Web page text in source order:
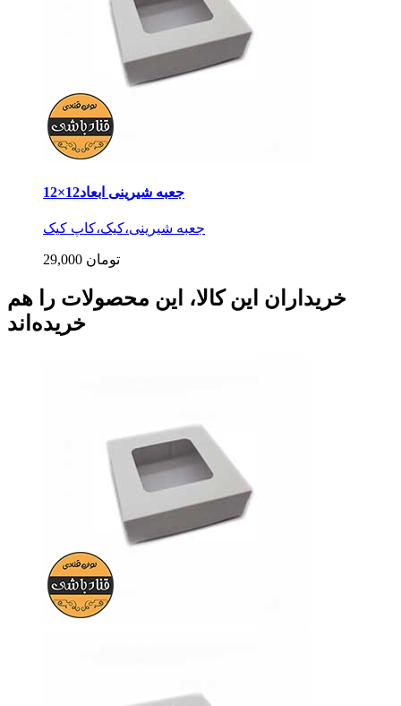
جعبه شیرینی ابعاد12×12
جعبه شیرینی،کیک،کاپ کیک
29,000 تومان
خریداران این کالا، این محصولات را هم
خریده‌اند